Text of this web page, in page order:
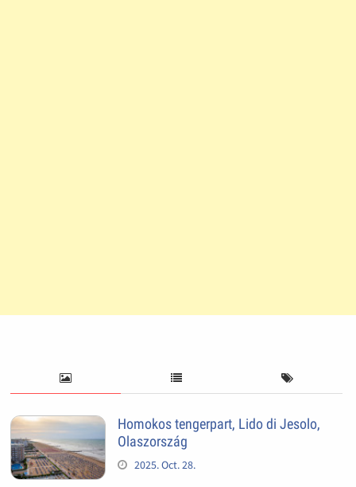
Homokos tengerpart, Lido di Jesolo,
Olaszország
2025. Oct. 28.